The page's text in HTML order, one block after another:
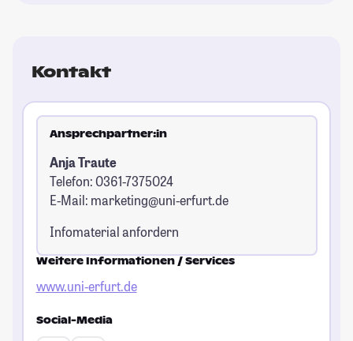
Kontakt
Ansprechpartner:in
Anja Traute
Telefon: 0361-7375024
E-Mail: marketing@uni-erfurt.de
Infomaterial anfordern
Weitere Informationen / Services
www.uni-erfurt.de
Social-Media